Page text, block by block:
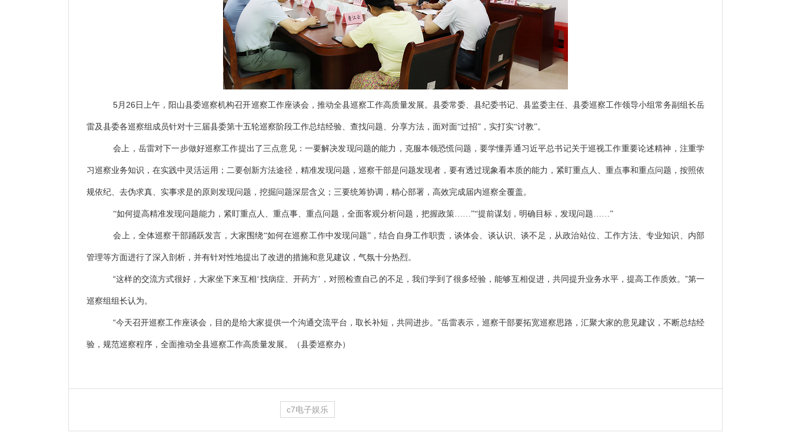
5月26 日上午，阳山县委巡察机构召开巡察工作座谈会，推动全县巡察工作高质量发展。县委常委、县纪委书记、县监委主任、县委巡察工作领导小组常务副组长岳
雷及县委各巡察组成员针对十三届县委第十五轮巡察阶段工作总结经验、查找问题、分享方法，面对面“过招”，实打实“讨教”。
会上，岳雷对下一步做好巡察工作提出了三点意见：一要解决发现问题的能力，克服本领恐慌问题，要学懂弄通习近平总书记关于巡视工作重要论述精神，注重学
习巡察业务知识，在实践中灵活运用；二要创新方法途径，精准发现问题，巡察干部是问题发现者，要有透过现象看本质的能力，紧盯重点人、重点事和重点问题，按照依
规依纪、去伪求真、实事求是的原则发现问题，挖掘问题深层含义；三要统筹协调，精心部署，高效完成届内巡察全覆盖。
“如何提高精准发现问题能力，紧盯重点人、重点事、重点问题，全面客观分析问题，把握政策……”“提前谋划，明确目标，发现问题……”
会上，全体巡察干部踊跃发言，大家围绕“如何在巡察工作中发现问题”，结合自身工作职责，谈体会、谈认识、谈不足，从政治站位、工作方法、专业知识、内部
管理等方面进行了深入剖析，并有针对性地提出了改进的措施和意见建议，气氛十分热烈。
“这样的交流方式很好，大家坐下来互相‘找病症、开药方’，对照检查自己的不足，我们学到了很多经验，能够互相促进，共同提升业务水平，提高工作质效。 ”第一
巡察组组长认为。
“今天召开巡察工作座谈会，目的是给大家提供一个沟通交流平台，取长补短，共同进步。 ”岳雷表示，巡察干部要拓宽巡察思路，汇聚大家的意见建议，不断总结经
验，规范巡察程序，全面推动全县巡察工作高质量发展。（县委巡察办）
c7电子娱乐